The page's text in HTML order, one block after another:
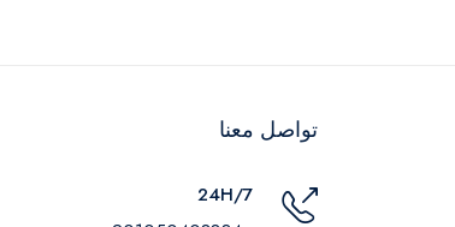
تواصل معنا
24H/7